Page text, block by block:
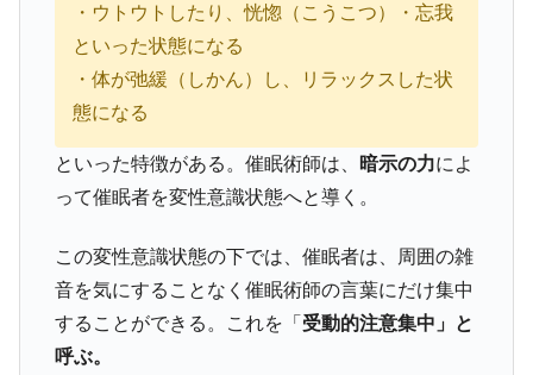
・ウトウトしたり、恍惚（こうこつ）・忘我
といった状態になる
・体が弛緩（しかん）し、リラックスした状
態になる
といった特徴がある。催眠術師は、 暗示の力によ
って催眠者を変性意識状態へと導く。
この変性意識状態の下では、催眠者は、周囲の雑
音を気にすることなく催眠術師の言葉にだけ集中
することができる。これを「 受動的注意集中」と
呼ぶ。